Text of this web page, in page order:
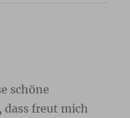
schöne
dass freut mich